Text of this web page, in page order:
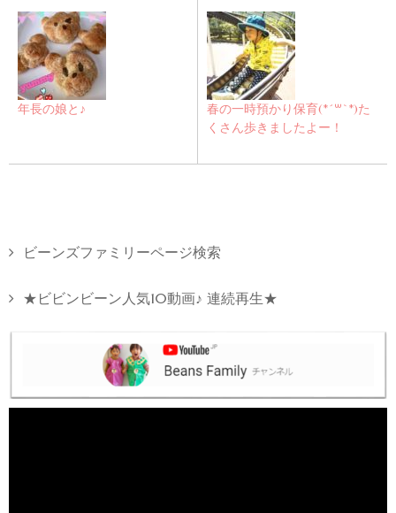
年長の娘と♪
春の一時預かり保育(*´꒳`*)た
くさん歩きましたよー！
ビーンズファミリーページ検索
★ビビンビーン人気10動画♪ 連続再生★